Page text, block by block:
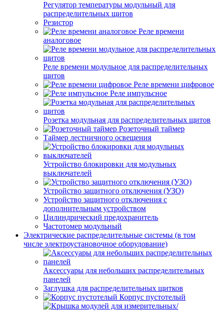
Регулятор температуры модульный для
распределительных щитов
Резистор
Реле времени
аналоговое
Реле времени модульное для распределительных
щитов
Реле времени цифровое
Реле импульсное
Розетка модульная для распределительных щитов
Розеточный таймер
Таймер лестничного освещения
Устройство блокировки для модульных
выключателей
Устройство защитного отключения (УЗО)
Устройство защитного отключения с
дополнительным устройством
Цилиндрический предохранитель
Частотомер модульный
Электрические распределительные системы (в том
числе электроустановочное оборудование)
Аксессуары для небольших распределительных
панелей
Заглушка для распределительных щитков
Корпус пустотелый